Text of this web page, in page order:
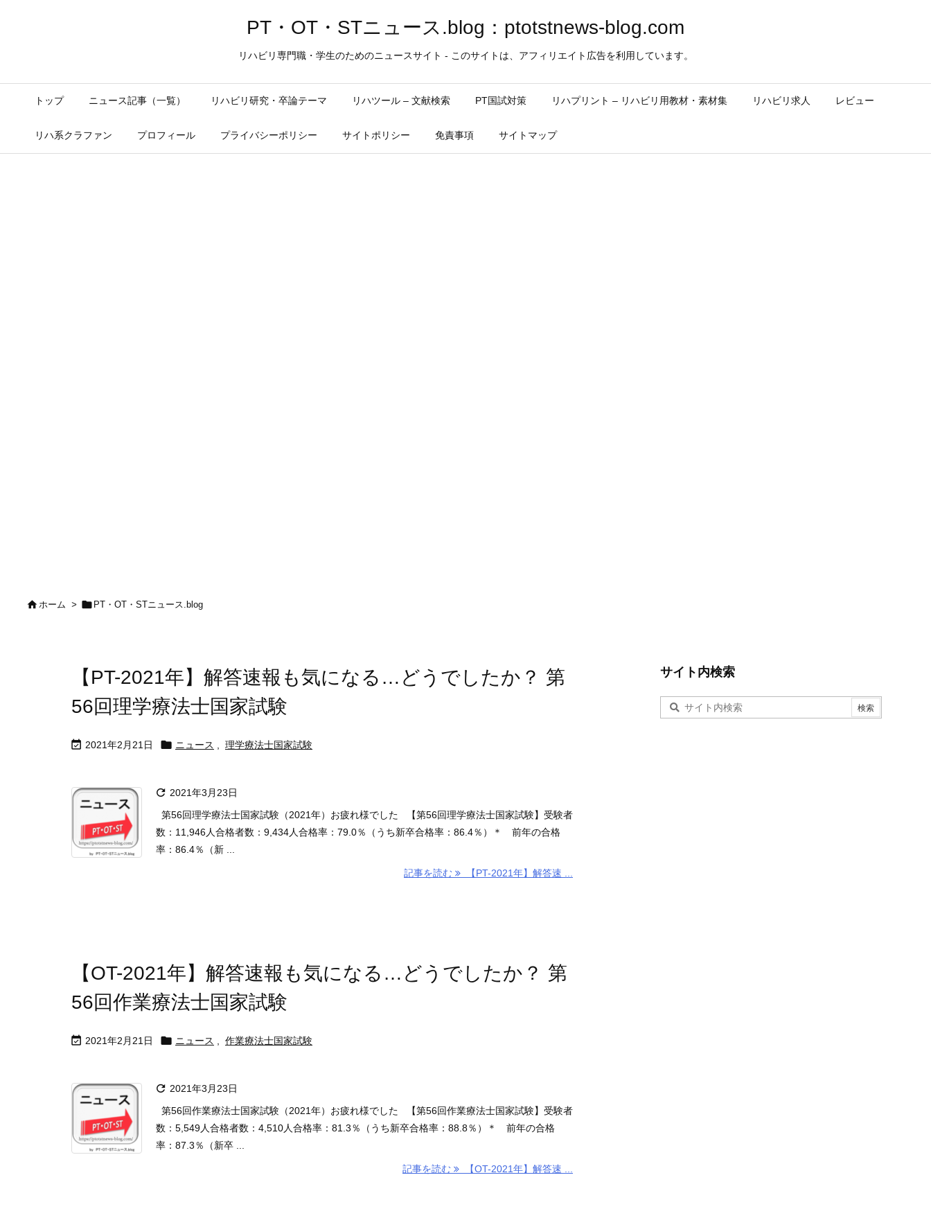
PT・OT・STニュース.blog：ptotstnews-blog.com
リハビリ専門職・学生のためのニュースサイト - このサイトは、アフィリエイト広告を利用しています。
トップ ニュース記事（一覧） リハビリ研究・卒論テーマ リハツール – 文献検索 PT国試対策 リハプリント – リハビリ用教材・素材集 リハビリ求人 レビュー
リハ系クラファン プロフィール プライバシーポリシー サイトポリシー 免責事項 サイトマップ
ホーム >  PT・OT・STニュース.blog
【PT-2021年】解答速報も気になる…どうでしたか？ 第
56回理学療法士国家試験
 2021年2月21日  ニュース 理学療法士国家試験
 2021年3月23日
第56回理学療法士国家試験（2021年）お疲れ様でした 【第56回理学療法士国家試験】受験者
数：11,946人合格者数：9,434人合格率：79.0％（うち新卒合格率：86.4％）＊ 前年の合格
率：86.4％（新 ...
記事を読む 【PT-2021年】解答速 ...
【OT-2021年】解答速報も気になる…どうでしたか？ 第
56回作業療法士国家試験
 2021年2月21日  ニュース 作業療法士国家試験
 2021年3月23日
第56回作業療法士国家試験（2021年）お疲れ様でした 【第56回作業療法士国家試験】受験者
数：5,549人合格者数：4,510人合格率：81.3％（うち新卒合格率：88.8％）＊ 前年の合格
率：87.3％（新卒 ...
記事を読む 【OT-2021年】解答速 ...
サイト内検索